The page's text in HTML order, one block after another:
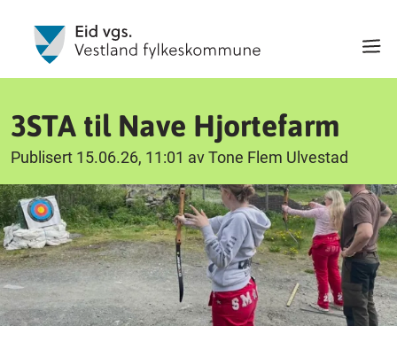
3STA til Nave Hjortefarm
Publisert 15.06.26, 11:01 av Tone Flem Ulvestad